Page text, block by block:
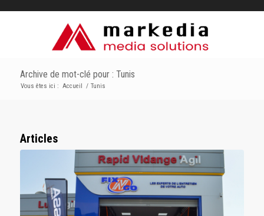
Archive de mot-clé pour : Tunis
Vous êtes ici : Accueil / Tunis
Articles